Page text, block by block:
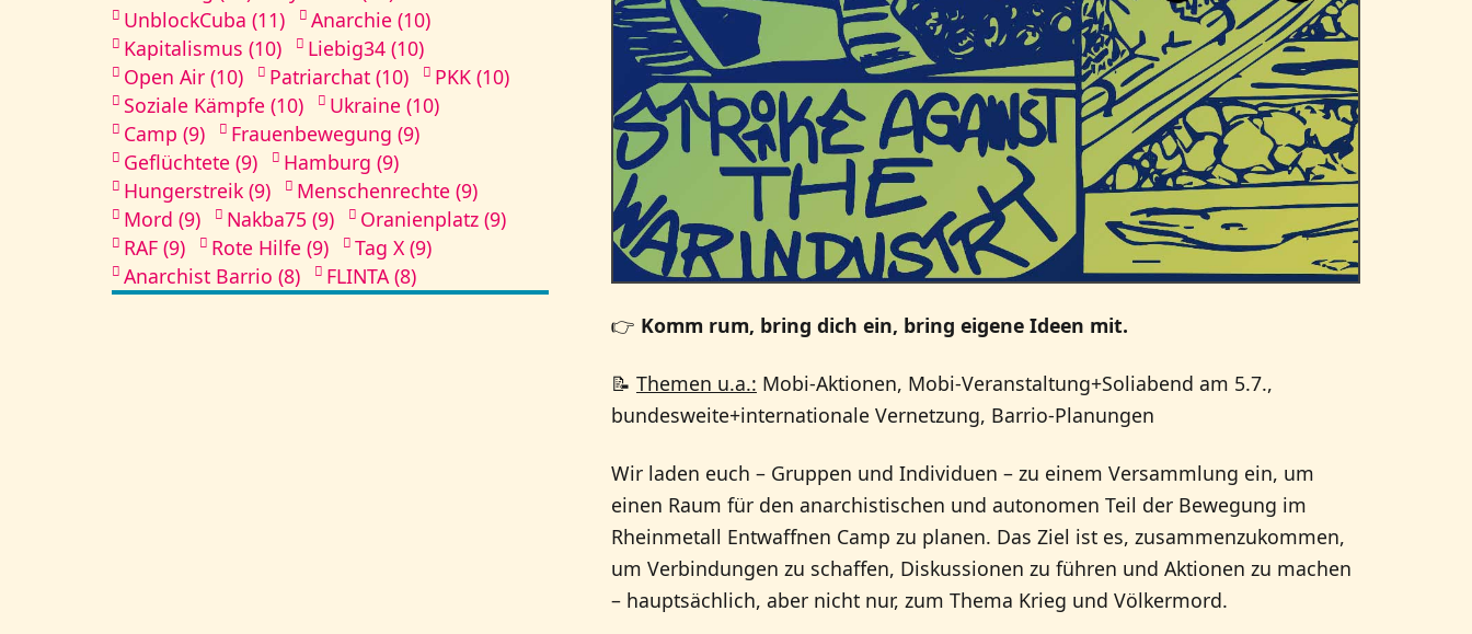
👉 Komm rum, bring dich ein, bring eigene Ideen mit.
📝 Themen u.a.: Mobi-Aktionen, Mobi-Veranstaltung+Soliabend am 5.7.,
bundesweite+internationale Vernetzung, Barrio-Planungen
Wir laden euch – Gruppen und Individuen – zu einem Versammlung ein, um
einen Raum für den anarchistischen und autonomen Teil der Bewegung im
Rheinmetall Entwaffnen Camp zu planen. Das Ziel ist es, zusammenzukommen,
um Verbindungen zu schaffen, Diskussionen zu führen und Aktionen zu machen
– hauptsächlich, aber nicht nur, zum Thema Krieg und Völkermord.
UnblockCuba (11)
Anarchie (10)
Kapitalismus (10)
Liebig34 (10)
Open Air (10)
Patriarchat (10)
PKK (10)
Soziale Kämpfe (10)
Ukraine (10)
Camp (9)
Frauenbewegung (9)
Geflüchtete (9)
Hamburg (9)
Hungerstreik (9)
Menschenrechte (9)
Mord (9)
Nakba75 (9)
Oranienplatz (9)
RAF (9)
Rote Hilfe (9)
Tag X (9)
Anarchist Barrio (8)
FLINTA (8)